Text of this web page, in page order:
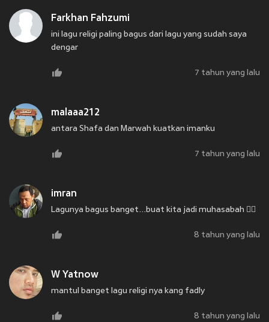
Farkhan Fahzumi
ini lagu religi paling bagus dari lagu yang sudah saya
dengar
7 tahun yang lalu
malaaa212
antara Shafa dan Marwah kuatkan imanku
7 tahun yang lalu
imran
Lagunya bagus banget...buat kita jadi muhasabah 👍🏻
8 tahun yang lalu
W Yatnow
mantul banget lagu religi nya kang fadly
8 tahun yang lalu